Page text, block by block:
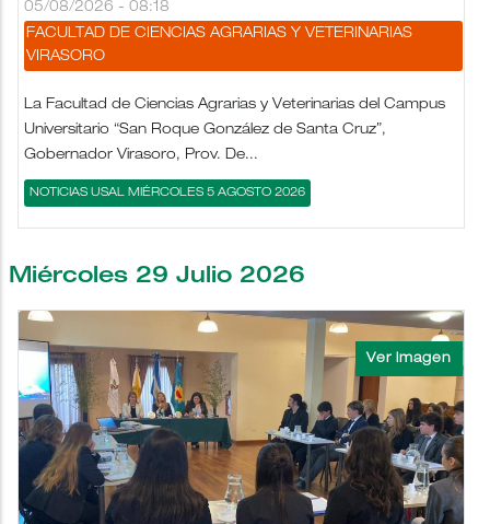
05/08/2026 - 08:18
FACULTAD DE CIENCIAS AGRARIAS Y VETERINARIAS
VIRASORO
La Facultad de Ciencias Agrarias y Veterinarias del Campus
Universitario “San Roque González de Santa Cruz”,
Gobernador Virasoro, Prov. De...
NOTICIAS USAL MIÉRCOLES 5 AGOSTO 2026
Miércoles 29 Julio 2026